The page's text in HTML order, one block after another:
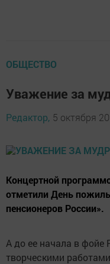
ОБЩЕСТВО
Уважение за
Редактор, 5 октября
Концертной
отметили День
пенсионеров России».
А до ее начала в фойе
творческими